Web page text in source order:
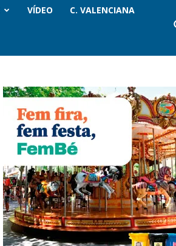
VÍDEO C. VALENCIANA